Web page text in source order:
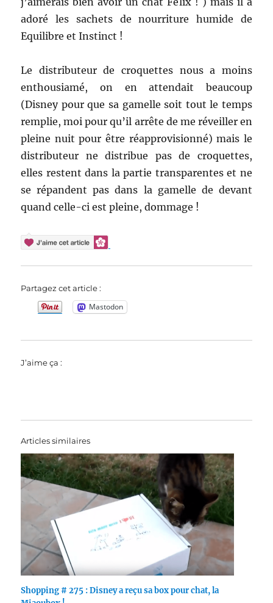
adoré les sachets de nourriture humide de
Equilibre et Instinct !
Le distributeur de croquettes nous a moins
enthousiamé, on en attendait beaucoup
(Disney pour que sa gamelle soit tout le temps
remplie, moi pour qu’il arrête de me réveiller en
pleine nuit pour être réapprovisionné) mais le
distributeur ne distribue pas de croquettes,
elles restent dans la partie transparentes et ne
se répandent pas dans la gamelle de devant
quand celle-ci est pleine, dommage !
Partagez cet article :
Mastodon
J’aime ça :
Articles similaires
Shopping # 275 : Disney a reçu sa box pour chat, la